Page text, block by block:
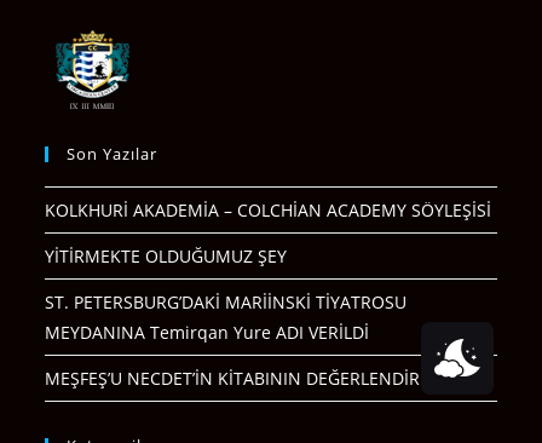
Son Yazılar
KOLKHURİ AKADEMİA – COLCHİAN ACADEMY SÖYLEŞİSİ
YİTİRMEKTE OLDUĞUMUZ ŞEY
ST. PETERSBURG’DAKİ MARİİNSKİ TİYATROSU
MEYDANINA Temirqan Yure ADI VERİLDİ
MEŞFEŞ’U NECDET’İN KİTABININ DEĞERLENDİRMESİ